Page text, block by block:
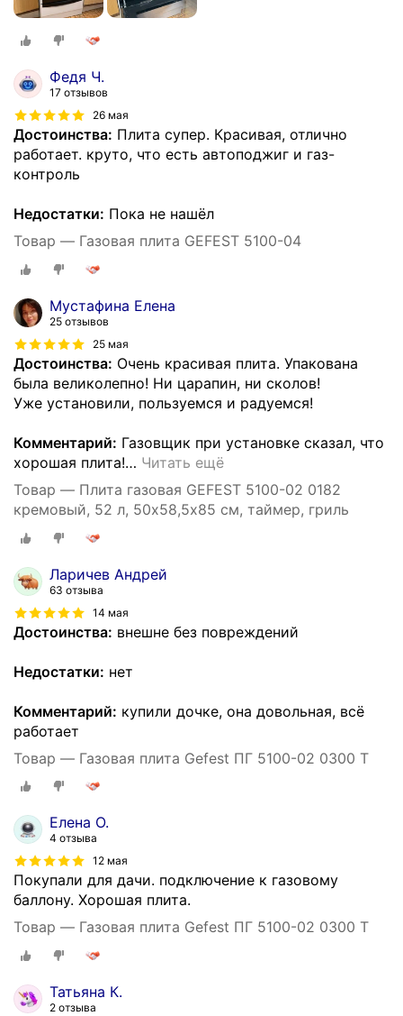
Федя Ч.
17 отзывов
26 мая
Достоинства: Плита супер. Красивая, отлично
работает. круто, что есть автоподжиг и газ-
контроль
Недостатки: Пока не нашёл
Товар — Газовая плита GEFEST 5100-04
Мустафина Елена
25 отзывов
25 мая
Достоинства: Очень красивая плита. Упакована
была великолепно! Ни царапин, ни сколов!
Уже установили, пользуемся и радуемся!
Комментарий: Газовщик при установке сказал, что
хорошая плита!… Читать ещё
Товар — Плита газовая GEFEST 5100-02 0182
кремовый, 52 л, 50х58,5х85 см, таймер, гриль
Ларичев Андрей
63 отзыва
14 мая
Достоинства: внешне без повреждений
Недостатки: нет
Комментарий: купили дочке, она довольная, всё
работает
Товар — Газовая плита Gefest ПГ 5100-02 0300 Т
Елена О.
4 отзыва
12 мая
Покупали для дачи. подключение к газовому
баллону. Хорошая плита.
Товар — Газовая плита Gefest ПГ 5100-02 0300 Т
Татьяна К.
2 отзыва